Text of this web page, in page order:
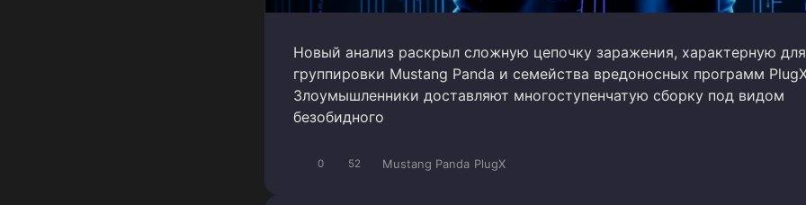
Новый анализ раскрыл сложную цепочку заражения, характерную для
группировки Mustang Panda и семейства вредоносных программ
Злоумышленники доставляют многоступенчатую сборку под видом
безобидного
0 52 Mustang Panda PlugX